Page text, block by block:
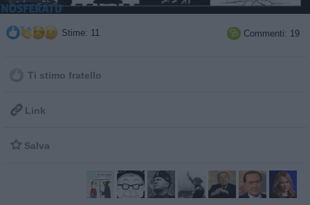
Stime: 11  Commenti: 19
Ti stimo fratello
 Link
 Salva